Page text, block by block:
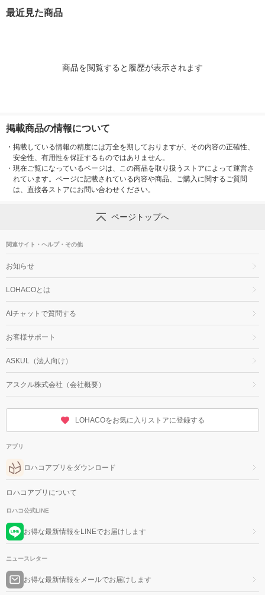
最近見た商品
商品を閲覧すると履歴が表示されます
掲載商品の情報について
・ 掲載している情報の精度には万全を期しておりますが、その内容の正確性、
安全性、有用性を保証するものではありません。
・ 現在ご覧になっているページは、この商品を取り扱うストアによって運営さ
れています。ページに記載されている内容や商品、ご購入に関するご質問
は、直接各ストアにお問い合わせください。
ページトップへ
関連サイト・ヘルプ・その他
お知らせ
LOHACOとは
AIチャットで質問する
お客様サポート
ASKUL（法人向け）
アスクル株式会社（会社概要）
LOHACOをお気に入りストアに登録する
アプリ
ロハコアプリをダウンロード
ロハコアプリについて
ロハコ公式LINE
お得な最新情報をLINEでお届けします
ニュースレター
お得な最新情報をメールでお届けします